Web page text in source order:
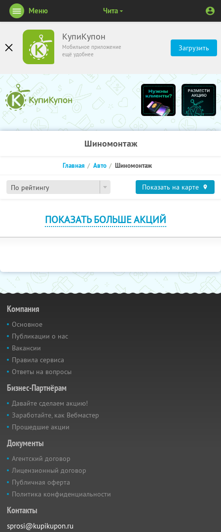
КупиКупон
Мобильное приложение
ещё удобнее
Загрузить
Меню Чита
Шиномонтаж
По рейтингу
Главная Авто Шиномонтаж
Показать на карте
ПОКАЗАТЬ БОЛЬШЕ АКЦИЙ
Компания
Основное
Публикации о нас
Вакансии
Правила сервиса
Ответы на вопросы
Бизнес-Партнёрам
Давайте сделаем акцию!
Заработайте, как Вебмастер
Прошедшие акции
Документы
Агентский договор
Лицензионный договор
Публичная оферта
Политика конфиденциальности
Контакты
sprosi@kupikupon.ru